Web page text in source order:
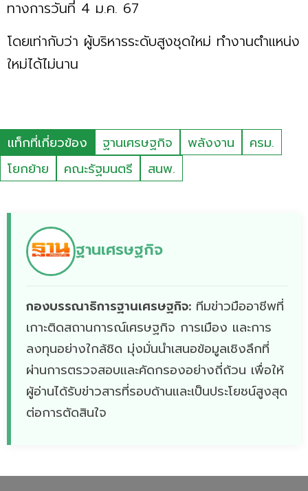
ทางการวันที่ 4 ม.ค. 67
โดยเท่ากับว่า ผู้บริหารระดับสูงชุดใหม่ ทำงานตำแหน่ง
ใหม่ได้ไม่นาน
แท็กที่เกี่ยวข้อง ฐานเศรษฐกิจ พลังงาน
ครม.
โยกย้าย
คณะรัฐมนตรี สนพ.
ฐานเศรษฐกิจ
กองบรรณาธิการฐานเศรษฐกิจ: ทีมข่าวมืออาชีพที่
เกาะติดสถานการณ์เศรษฐกิจ การเมือง และการ
ลงทุนอย่างใกล้ชิด มุ่งมั่นนำเสนอข้อมูลเชิงลึกที่
ผ่านการตรวจสอบและคัดกรองอย่างถี่ถ้วน เพื่อให้
ผู้อ่านได้รับข่าวสารที่รอบด้านและเป็นประโยชน์สูงสุด
ต่อการตัดสินใจ